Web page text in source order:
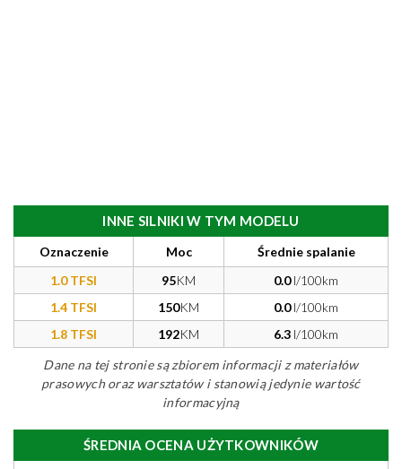
INNE SILNIKI W TYM MODELU
Oznaczenie Moc
Średnie spalanie
1.0 TFSI
95KM 0.0l/100km
1.4 TFSI
150KM 0.0l/100km
1.8 TFSI
192KM 6.3 l/100km
Dane na tej stronie są zbiorem informacji z materiałów
prasowych oraz warsztatów i stanowią jedynie wartość
informacyjną
ŚREDNIA OCENA UŻYTKOWNIKÓW